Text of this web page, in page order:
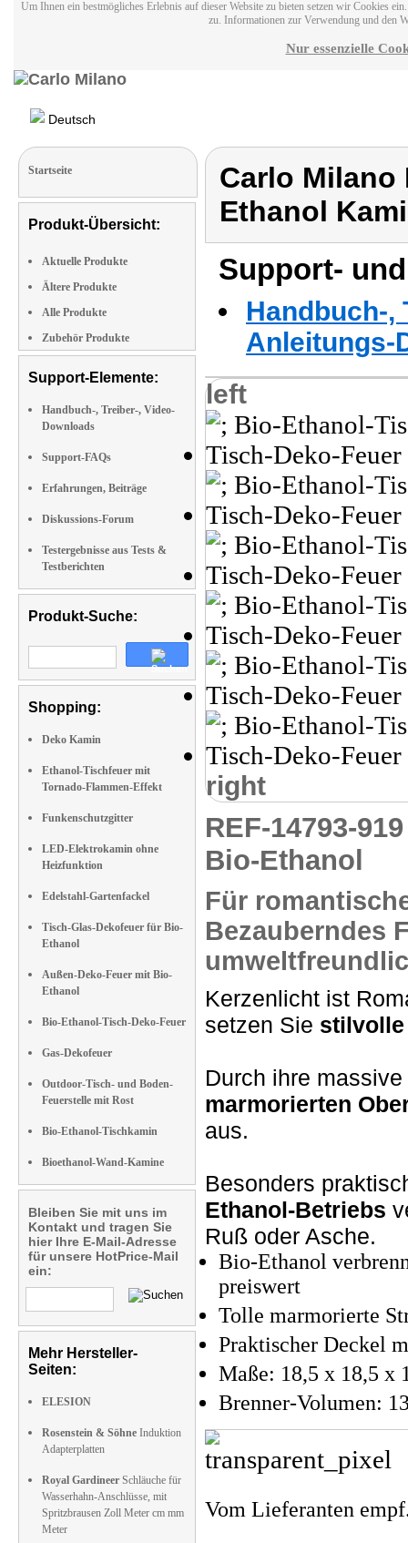
Um Ihnen ein bestmögliches Erlebnis auf dieser Website zu bieten setzen wir Cookies
zu. Informationen zur Verwendung und den
Nur essenzielle
Deutsch
Startseite
Produkt-Übersicht:
Aktuelle Produkte
Ältere Produkte
Alle Produkte
Zubehör Produkte
Support-Elemente:
Handbuch-, Treiber-, Video-
Downloads
Support-FAQs
Erfahrungen, Beiträge
Diskussions-Forum
Testergebnisse aus Tests &
Testberichten
Produkt-Suche:
Shopping:
Deko Kamin
Ethanol-Tischfeuer mit
Tornado-Flammen-Effekt
Funkenschutzgitter
LED-Elektrokamin ohne
Heizfunktion
Edelstahl-Gartenfackel
Tisch-Glas-Dekofeuer für Bio-
Ethanol
Außen-Deko-Feuer mit Bio-
Ethanol
Bio-Ethanol-Tisch-Deko-Feuer
Gas-Dekofeuer
Outdoor-Tisch- und Boden-
Feuerstelle mit Rost
Bio-Ethanol-Tischkamin
Bioethanol-Wand-Kamine
Bleiben Sie mit uns im
Kontakt und tragen Sie
hier Ihre E-Mail-Adresse
für unsere HotPrice-Mail
ein:
Mehr Hersteller-
Seiten:
ELESION
Rosenstein & Söhne Induktion
Adapterplatten
Royal Gardineer Schläuche für
Wasserhahn-Anschlüsse, mit
Spritzbrausen Zoll Meter cm mm
Meter
Carlo Milano
Ethanol
Support-
Handbuch-,
Anleitungs-
left
right
REF-14793-
Bio-Ethanol
Für
Bezauberndes
Kerzenlicht ist
setzen Sie
Durch ihre
marmorierten
aus.
Besonders
Ethanol-Betriebs
Ruß oder Asche.
Bio-Ethanol
preiswert
Tolle marmorierte
Praktischer Deckel
Maße: 18,5 x 18,5 x
Brenner-Volumen:
Vom Lieferanten